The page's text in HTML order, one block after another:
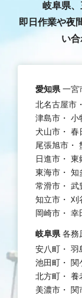
岐阜県、
即日作業や夜
い合
愛知県 一宮
北名古屋市
津島市
小
犬山市
春
尾張旭市
日進市
東
東海市
知
常滑市
武
知立市
刈
岡崎市
幸
岐阜県 各務
安八町
羽
池田町
関
北方町
養
美濃市
関